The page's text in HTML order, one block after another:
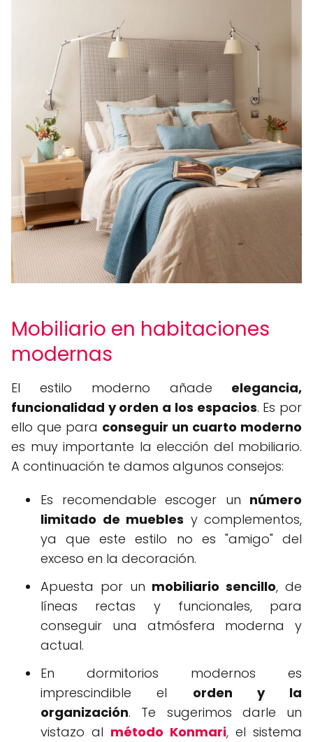
Mobiliario en habitaciones
modernas
El estilo moderno añade elegancia,
funcionalidad y orden a los espacios. Es por
ello que para conseguir un cuarto moderno
es muy importante la elección del mobiliario.
A continuación te damos algunos consejos:
Es recomendable escoger un número
limitado de muebles y complementos,
ya que este estilo no es "amigo" del
exceso en la decoración.
Apuesta por un mobiliario sencillo, de
líneas rectas y funcionales, para
conseguir una atmósfera moderna y
actual.
En dormitorios modernos es
imprescindible el orden y la
organización. Te sugerimos darle un
vistazo al método Konmari, el sistema